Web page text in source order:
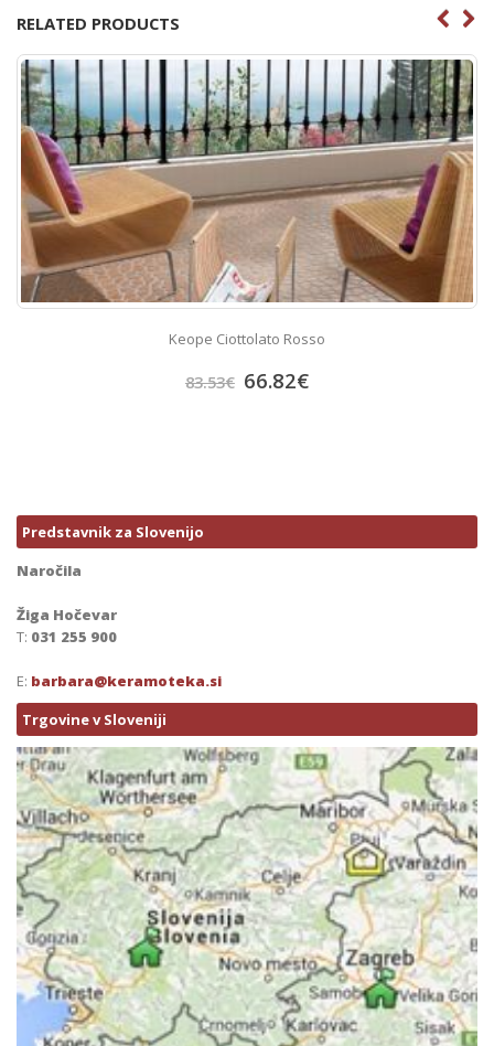
RELATED PRODUCTS
Keope Ciottolato Rosso
83.53€ 66.82€
Predstavnik za Slovenijo
Naročila
Žiga Hočevar
T: 031 255 900
E: barbara@keramoteka.si
Trgovine v Sloveniji